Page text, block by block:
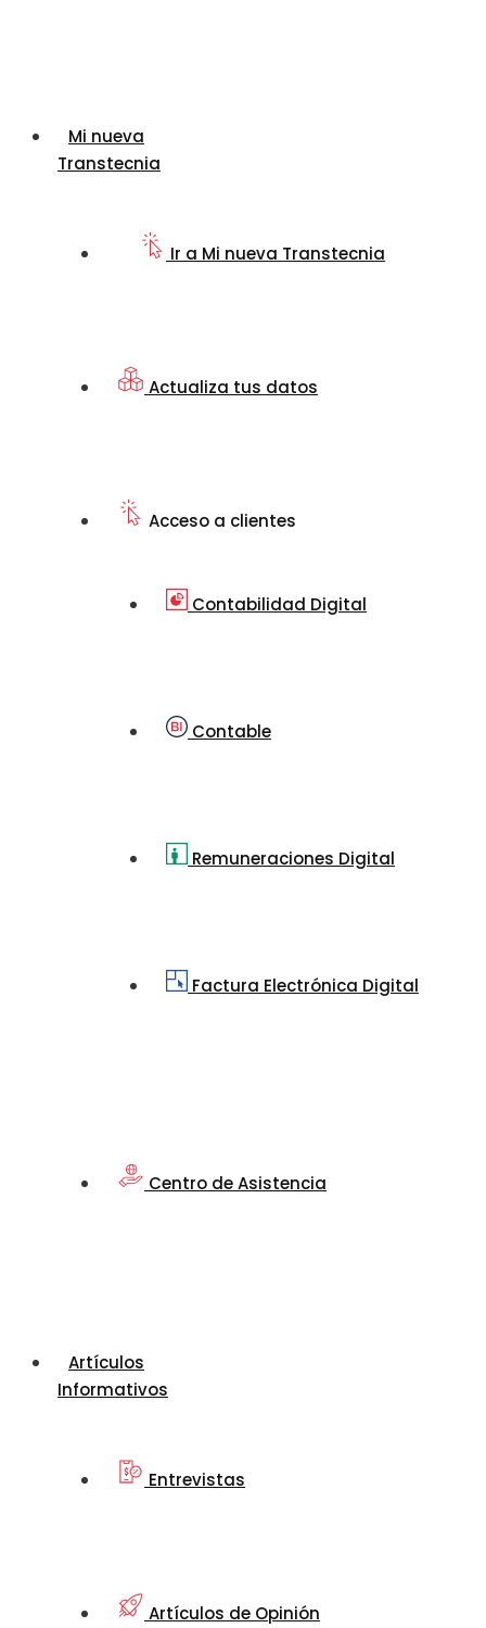
Mi nueva
Transtecnia
Ir a Mi nueva Transtecnia
Actualiza tus datos
Acceso a clientes
Contabilidad Digital
Contable
Remuneraciones Digital
Factura Electrónica Digital
Centro de Asistencia
Artículos
Informativos
Entrevistas
Artículos de Opinión